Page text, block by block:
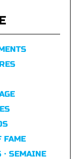
FAME
· SEMAINE